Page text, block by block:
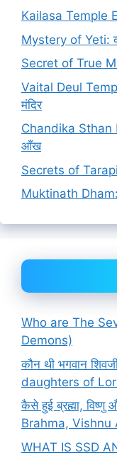
Kailasa Temple
Mystery of Yeti:
Secret of True
Vaital Deul
मंदिर
Chandika Sthan
आँख
Secrets of
Muktinath Dham:
Who are The
Demons)
कौन थी भगवान
daughters of
कैसे हुई ब्रह्मा, विष्णु
Brahma, Vishnu
WHAT IS SSD